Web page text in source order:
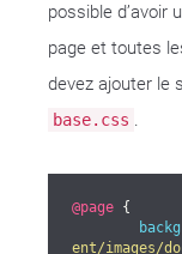
possible d’avoir
page et toutes
devez ajouter le
base.css .
@page {
ent/images/